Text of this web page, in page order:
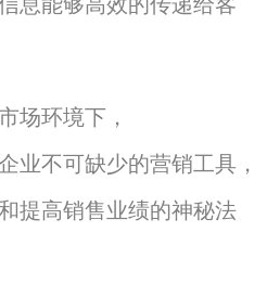
息能够高效的传递给客
场环境下，
业不可缺少的营销工具，
提高销售业绩的神秘法